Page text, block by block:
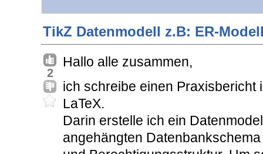
TikZ Datenmodell z.B: ER-
2
Hallo alle zusammen,
ich schreibe einen Praxisbericht
LaTeX.
Darin erstelle ich ein
angehängten